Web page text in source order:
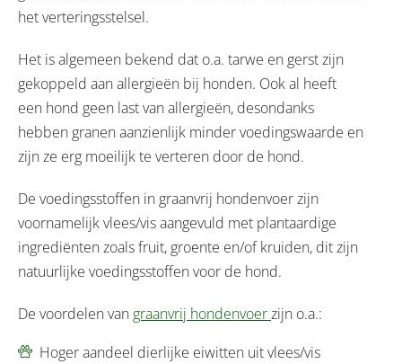
het verteringsstelsel.
Het is algemeen bekend dat o.a. tarwe en gerst zijn
gekoppeld aan allergieën bij honden. Ook al heeft
een hond geen last van allergieën, desondanks
hebben granen aanzienlijk minder voedingswaarde en
zijn ze erg moeilijk te verteren door de hond.
De voedingsstoffen in graanvrij hondenvoer zijn
voornamelijk vlees/vis aangevuld met plantaardige
ingrediënten zoals fruit, groente en/of kruiden, dit zijn
natuurlijke voedingsstoffen voor de hond.
De voordelen vangraanvrij hondenvoerzijn o.a.:
Hoger aandeel dierlijke eiwitten uit vlees/vis